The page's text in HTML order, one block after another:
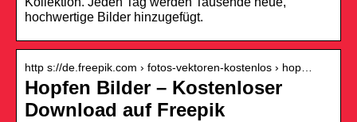
hochwertige Bilder hinzugefügt.
http s://de.freepik.com › fotos-vektoren-kostenlos › hop…
Hopfen Bilder – Kostenloser
Download auf Freepik